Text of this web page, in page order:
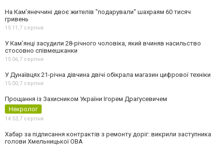
На Камʼянеччині двоє жителів "подарували" шахраям 60 тисяч
гривень
15:11,7 серпня
У Камʼянці засудили 28-річного чоловіка, який вчиняв насильство
стосовно співмешканки
15:06,7 серпня
У Дунаївцях 21-річна дівчина двічі обікрала магазин цифрової техніки
15:00,7 серпня
Прощання із Захисником України Ігорем Драгусевичем
Некролог
14:53,7 серпня
Хабар за підписання контрактів з ремонту доріг: викрили заступника
голови Хмельницької ОВА